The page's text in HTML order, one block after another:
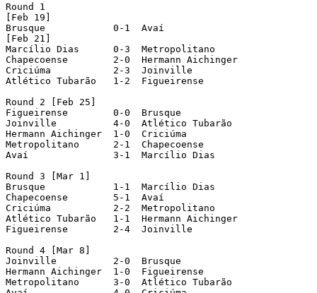
Round 1
[Feb 19]
Brusque		   0-1  Avaí
[Feb 21]
Marcílio Dias	   0-3  Metropolitano
Chapecoense	   2-0  Hermann Aichinger
Criciúma	   2-3  Joinville
Atlético Tubarão   1-2  Figueirense
Round 2 [Feb 25]
Figueirense	   0-0  Brusque
Joinville	   4-0  Atlético Tubarão
Hermann Aichinger  1-0  Criciúma
Metropolitano	   2-1  Chapecoense
Avaí		   3-1  Marcílio Dias
Round 3 [Mar 1]
Brusque		   1-1  Marcílio Dias
Chapecoense	   5-1  Avaí
Criciúma	   2-2  Metropolitano
Atlético Tubarão   1-1  Hermann Aichinger
Figueirense	   2-4  Joinville
Round 4 [Mar 8]
Joinville	   2-0  Brusque
Hermann Aichinger  1-0  Figueirense
Metropolitano	   3-0  Atlético Tubarão